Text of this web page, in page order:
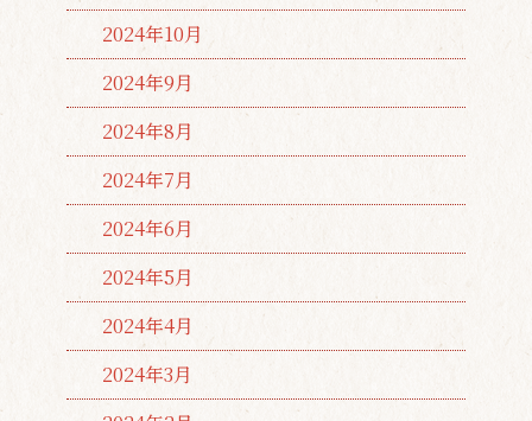
2024年10月
2024年9月
2024年8月
2024年7月
2024年6月
2024年5月
2024年4月
2024年3月